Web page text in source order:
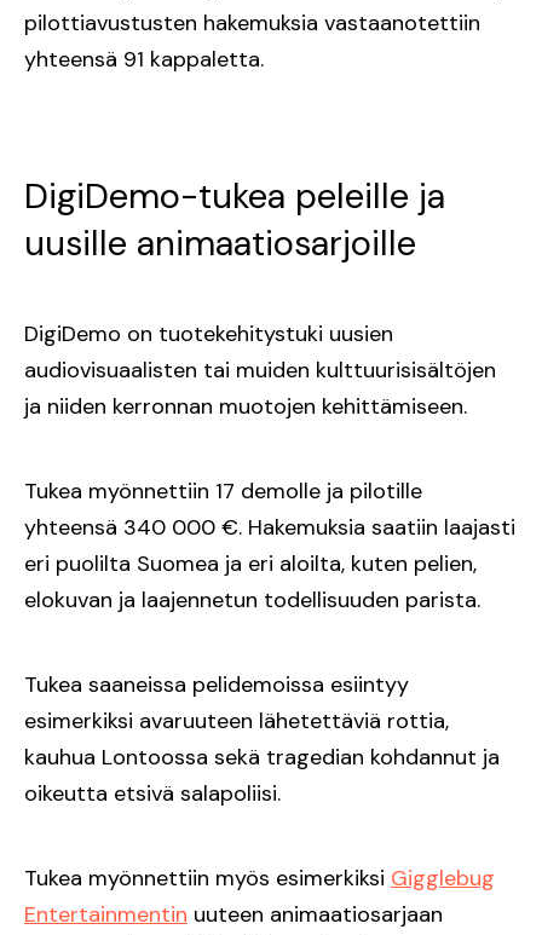
pilottiavustusten hakemuksia vastaanotettiin
yhteensä 91 kappaletta.
DigiDemo-tukea peleille ja
uusille animaatiosarjoille
DigiDemo on tuotekehitystuki uusien
audiovisuaalisten tai muiden kulttuurisisältöjen
ja niiden kerronnan muotojen kehittämiseen.
Tukea myönnettiin 17 demolle ja pilotille
yhteensä 340 000 €. Hakemuksia saatiin laajasti
eri puolilta Suomea ja eri aloilta, kuten pelien,
elokuvan ja laajennetun todellisuuden parista.
Tukea saaneissa pelidemoissa esiintyy
esimerkiksi avaruuteen lähetettäviä rottia,
kauhua Lontoossa sekä tragedian kohdannut ja
oikeutta etsivä salapoliisi.
Tukea myönnettiin myös esimerkiksi Gigglebug
Entertainmentin uuteen animaatiosarjaan